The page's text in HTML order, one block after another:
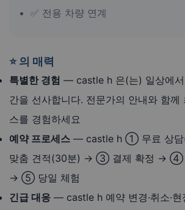
✅ 전용 차량 연계
⭐ 의 매력
특별한 경험 — castle h 은(는) 일상에
간을 선사합니다. 전문가의 안내와 함께
스를 경험하세요
예약 프로세스 — castle h ① 무료 상
맞춤 견적(30분) → ③ 결제 확정 → ④
→ ⑤ 당일 체험
긴급 대응 — castle h 예약 변경·취소·현